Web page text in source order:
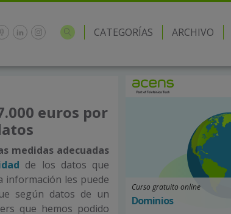
CATEGORÍAS ARCHIVO
euros por
medidas adecuadas
de los datos que
información les puede
según datos de un
que hemos podido
Curso gratuito online
Dominios